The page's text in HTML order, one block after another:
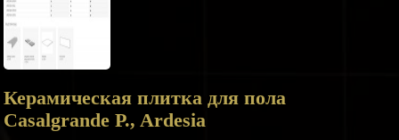
Керамическая плитка для пола
Casalgrande P., Ardesia